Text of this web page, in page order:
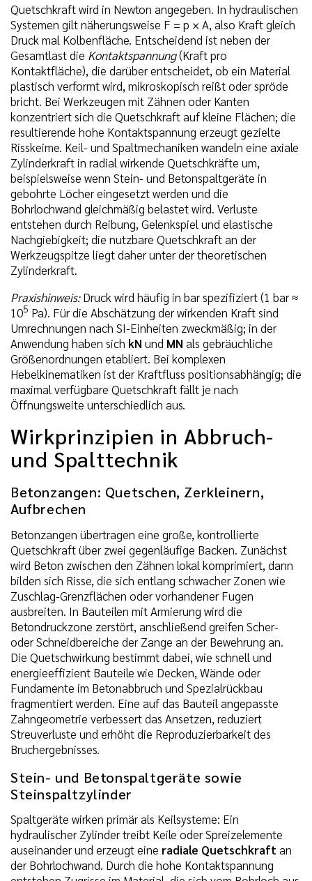
Quetschkraft wird in Newton angegeben. In hydraulischen
Systemen gilt näherungsweise F = p × A, also Kraft gleich
Druck mal Kolbenfläche. Entscheidend ist neben der
Gesamtlast die Kontaktspannung(Kraft pro
Kontaktfläche), die darüber entscheidet, ob ein Material
plastisch verformt wird, mikroskopisch reißt oder spröde
bricht. Bei Werkzeugen mit Zähnen oder Kanten
konzentriert sich die Quetschkraft auf kleine Flächen; die
resultierende hohe Kontaktspannung erzeugt gezielte
Risskeime. Keil- und Spaltmechaniken wandeln eine axiale
Zylinderkraft in radial wirkende Quetschkräfte um,
beispielsweise wenn Stein- und Betonspaltgeräte in
gebohrte Löcher eingesetzt werden und die
Bohrlochwand gleichmäßig belastet wird. Verluste
entstehen durch Reibung, Gelenkspiel und elastische
Nachgiebigkeit; die nutzbare Quetschkraft an der
Werkzeugspitze liegt daher unter der theoretischen
Zylinderkraft.
Praxishinweis:Druck wird häufig in bar spezifiziert (1 bar ≈
105 Pa). Für die Abschätzung der wirkenden Kraft sind
Umrechnungen nach SI-Einheiten zweckmäßig; in der
Anwendung haben sich kN und MN als gebräuchliche
Größenordnungen etabliert. Bei komplexen
Hebelkinematiken ist der Kraftfluss positionsabhängig; die
maximal verfügbare Quetschkraft fällt je nach
Öffnungsweite unterschiedlich aus.
Wirkprinzipien in Abbruch-
und Spalttechnik
Betonzangen: Quetschen, Zerkleinern,
Aufbrechen
Betonzangen übertragen eine große, kontrollierte
Quetschkraft über zwei gegenläufige Backen. Zunächst
wird Beton zwischen den Zähnen lokal komprimiert, dann
bilden sich Risse, die sich entlang schwacher Zonen wie
Zuschlag-Grenzflächen oder vorhandener Fugen
ausbreiten. In Bauteilen mit Armierung wird die
Betondruckzone zerstört, anschließend greifen Scher-
oder Schneidbereiche der Zange an der Bewehrung an.
Die Quetschwirkung bestimmt dabei, wie schnell und
energieeffizient Bauteile wie Decken, Wände oder
Fundamente im Betonabbruch und Spezialrückbau
fragmentiert werden. Eine auf das Bauteil angepasste
Zahngeometrie verbessert das Ansetzen, reduziert
Streuverluste und erhöht die Reproduzierbarkeit des
Bruchergebnisses.
Stein- und Betonspaltgeräte sowie
Steinspaltzylinder
Spaltgeräte wirken primär als Keilsysteme: Ein
hydraulischer Zylinder treibt Keile oder Spreizelemente
auseinander und erzeugt eine radiale Quetschkraftan
der Bohrlochwand. Durch die hohe Kontaktspannung